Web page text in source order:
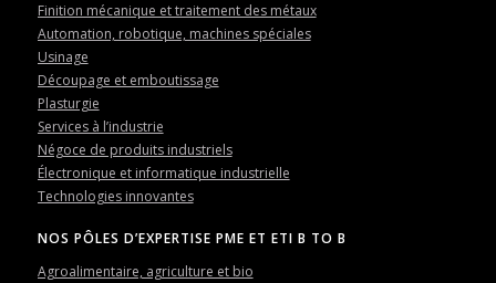
Finition mécanique et traitement des métaux
Automation, robotique, machines spéciales
Usinage
Découpage et emboutissage
Plasturgie
Services à l’industrie
Négoce de produits industriels
Électronique et informatique industrielle
Technologies innovantes
NOS PÔLES D’EXPERTISE PME ET ETI B TO B
Agroalimentaire, agriculture et bio